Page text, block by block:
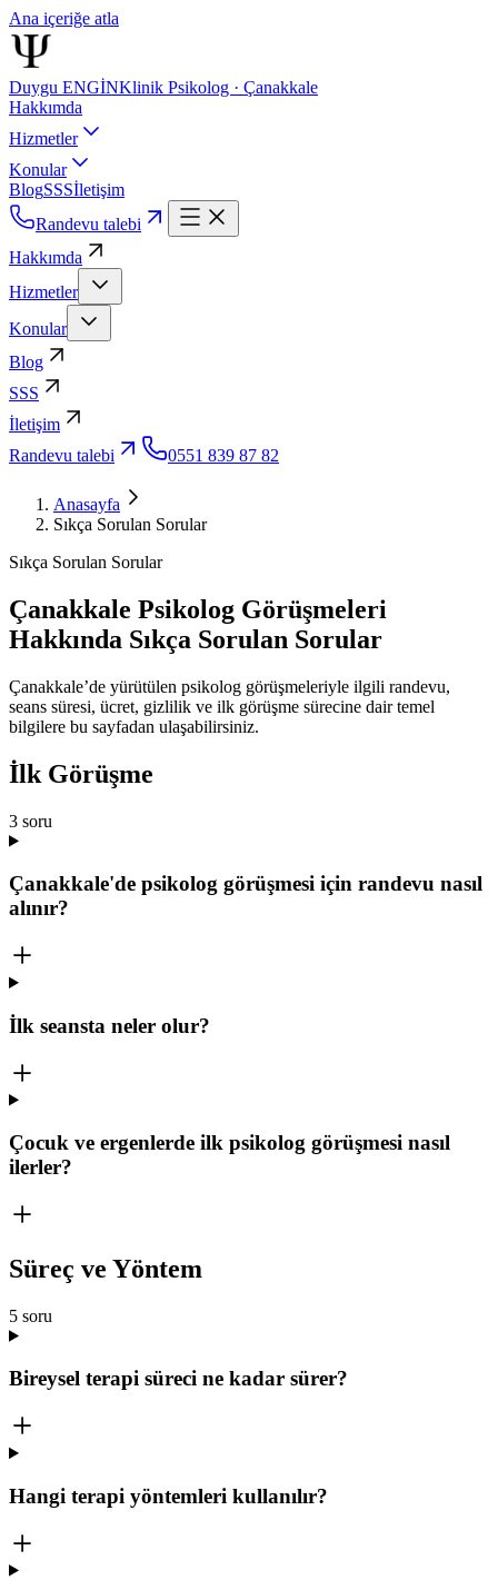
Ana içeriğe atla
Duygu ENGİNKlinik Psikolog · Çanakkale
Hakkımda
Hizmetler
Konular
BlogSSSİletişim
Randevu talebi
Hakkımda
Hizmetler
Konular
Blog
SSS
İletişim
Randevu talebi
0551 839 87 82
Anasayfa
Sıkça Sorulan Sorular
Sıkça Sorulan Sorular
Çanakkale Psikolog Görüşmeleri
Hakkında Sıkça Sorulan Sorular
Çanakkale’de yürütülen psikolog görüşmeleriyle ilgili randevu,
seans süresi, ücret, gizlilik ve ilk görüşme sürecine dair temel
bilgilere bu sayfadan ulaşabilirsiniz.
İlk Görüşme
3 soru
Çanakkale'de psikolog görüşmesi için randevu nasıl
alınır?
İlk seansta neler olur?
Çocuk ve ergenlerde ilk psikolog görüşmesi nasıl
ilerler?
Süreç ve Yöntem
5 soru
Bireysel terapi süreci ne kadar sürer?
Hangi terapi yöntemleri kullanılır?